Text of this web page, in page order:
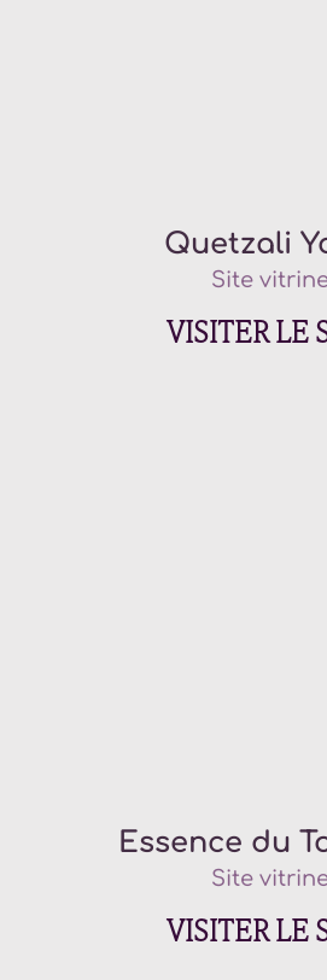
Quetzali
Site
VISITER LE
Essence du
Site
VISITER LE